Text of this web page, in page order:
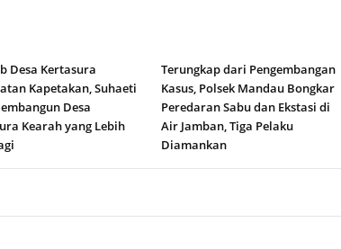
Desa Kertasura
Kapetakan, Suhaeti
Desa
Kearah yang Lebih
Terungkap dari Pengembangan
Kasus, Polsek Mandau Bongkar
Peredaran Sabu dan Ekstasi di
Air Jamban, Tiga Pelaku
Diamankan